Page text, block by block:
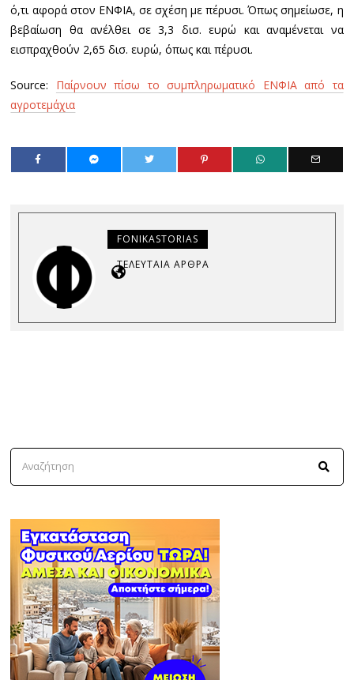
ό,τι αφορά στον ΕΝΦΙΑ, σε σχέση με πέρυσι. Όπως σημείωσε, η
βεβαίωση θα ανέλθει σε 3,3 δισ. ευρώ και αναμένεται να
εισπραχθούν 2,65 δισ. ευρώ, όπως και πέρυσι.
Source: Παίρνουν πίσω το συμπληρωματικό ΕΝΦΙΑ από τα
αγροτεμάχια
FONIKASTORIAS
ΤΕΛΕΥΤΑΊΑ ΆΡΘΡΑ